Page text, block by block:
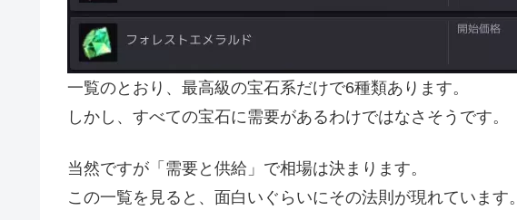
一覧のとおり、最高級の宝石系だけで6種類あります。
しかし、すべての宝石に需要があるわけではなさそうです。
当然ですが「需要と供給」で相場は決まります。
この一覧を見ると、面白いぐらいにその法則が現れています。